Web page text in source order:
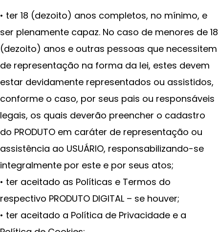
• ter 18 (dezoito) anos completos, no mínimo, e
ser plenamente capaz. No caso de menores de 18
(dezoito) anos e outras pessoas que necessitem
de representação na forma da lei, estes devem
estar devidamente representados ou assistidos,
conforme o caso, por seus pais ou responsáveis
legais, os quais deverão preencher o cadastro
do PRODUTO em caráter de representação ou
assistência ao USUÁRIO, responsabilizando-se
integralmente por este e por seus atos;
• ter aceitado as Políticas e Termos do
respectivo PRODUTO DIGITAL – se houver;
• ter aceitado a Política de Privacidade e a